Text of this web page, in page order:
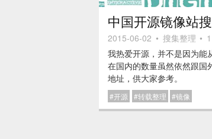
中国开源镜像站
2015-06-02 • 搜集整理 •
我热爱开源，并不是因为能
在国内的数量虽然依然跟国
地址，供大家参考。
开源 转载整理 镜像